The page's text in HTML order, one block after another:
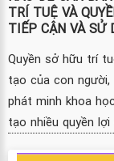
TRÍ TUỆ VÀ
TIẾP CẬN VÀ SỬ
Quyền sở hữu trí
tạo của con
phát minh khoa
tạo nhiều quyền